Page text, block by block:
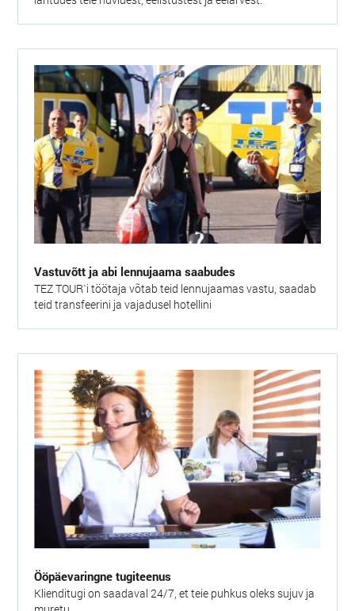
Vastuvõtt ja abi lennujaama saabudes
TEZ TOUR`i töötaja võtab teid lennujaamas vastu, saadab
teid transfeerini ja vajadusel hotellini
Ööpäevaringne tugiteenus
Klienditugi on saadaval 24/7, et teie puhkus oleks sujuv ja